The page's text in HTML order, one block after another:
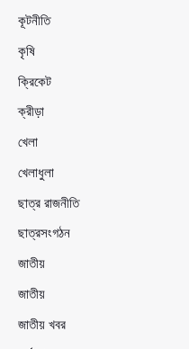
কূটনীতি
কৃষি
ক্রিকেট
ক্রীড়া
খেলা
খেলাধুলা
ছাত্র রাজনীতি
ছাত্রসংগঠন
জাতীয়
জাতীয়
জাতীয় খবর